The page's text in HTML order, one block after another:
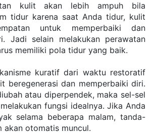
kulit akan lebih ampuh bila
tidur karena saat Anda tidur, kulit
untuk memperbaiki dan
Jadi selain melakukan perawatan
memiliki pola tidur yang baik.
kuratif dari waktu restoratif
beregenerasi dan memperbaiki diri.
atau diperpendek, maka sel-sel
fungsi idealnya. Jika Anda
selama beberapa malam, tanda-
akan otomatis muncul.